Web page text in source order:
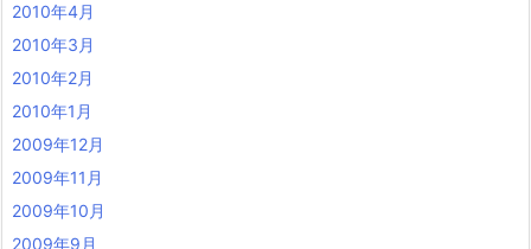
2010年4月
2010年3月
2010年2月
2010年1月
2009年12月
2009年11月
2009年10月
2009年9月